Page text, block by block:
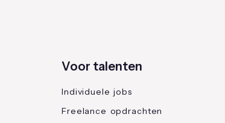
Voor talenten
Individuele jobs
Freelance opdrachten